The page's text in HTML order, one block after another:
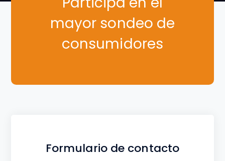
mayor sondeo de
consumidores
Formulario de contacto